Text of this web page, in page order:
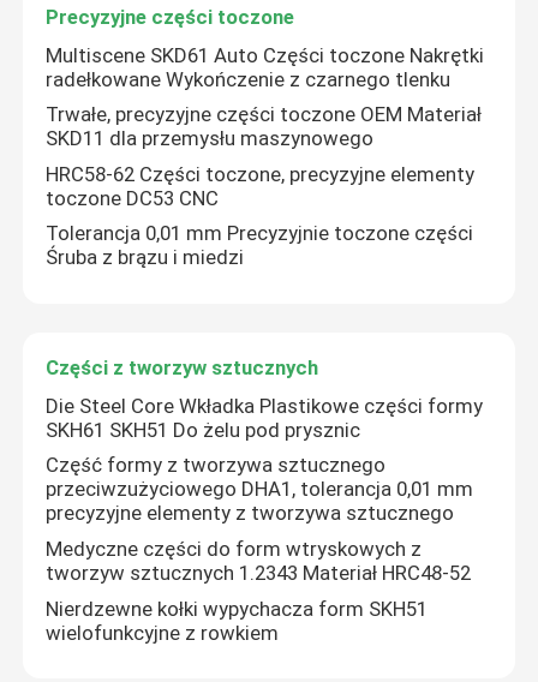
O nas
Wycieczka po fabryce
Kontrola jakości
Aktualności
Sprawy
Precyzyjnie obrobione części
Części obrabiane CNC
Precyzyjne części toczone
Multiscene SKD61 Auto Części toczone Nakrętki
radełkowane Wykończenie z czarnego tlenku
Trwałe, precyzyjne części toczone OEM Materiał
SKD11 dla przemysłu maszynowego
HRC58-62 Części toczone, precyzyjne elementy
toczone DC53 CNC
Tolerancja 0,01 mm Precyzyjnie toczone części
Śruba z brązu i miedzi
Części z tworzyw sztucznych
Die Steel Core Wkładka Plastikowe części formy
SKH61 SKH51 Do żelu pod prysznic
Część formy z tworzywa sztucznego
przeciwzużyciowego DHA1, tolerancja 0,01 mm
precyzyjne elementy z tworzywa sztucznego
Medyczne części do form wtryskowych z
tworzyw sztucznych 1.2343 Materiał HRC48-52
Nierdzewne kołki wypychacza form SKH51
wielofunkcyjne z rowkiem